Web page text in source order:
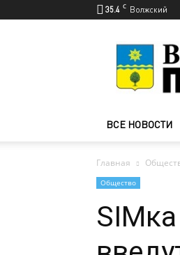
35.4 C Волжский
ВСЕ НОВОСТИ
Главная
Общество